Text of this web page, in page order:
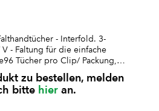
- Interfold. 3-
- Faltung für die einfache
Tücher pro Clip/ Packung,
cmFSC- und EU Ecolabel
Aquarius Spender W094417
W094419
zu bestellen, melden
bitte hier an.